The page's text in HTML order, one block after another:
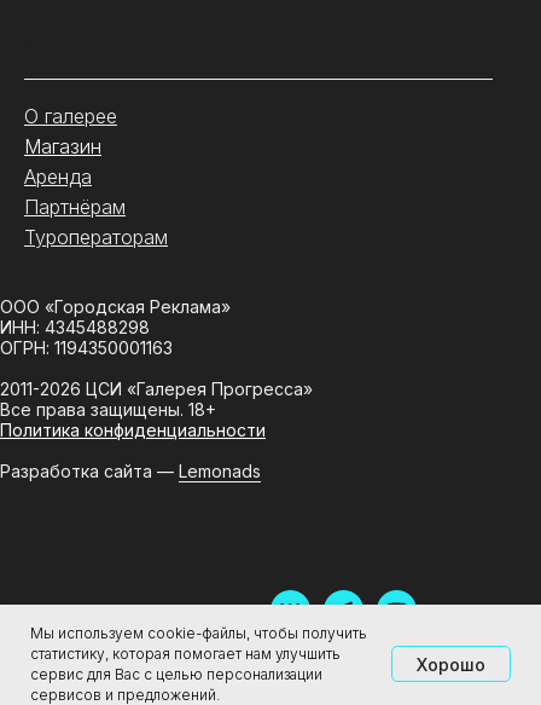
Мы используем cookie-файлы, чтобы получить
статистику, которая помогает нам улучшить
сервис для Вас с целью персонализации
сервисов и предложений.
Хорошо
О галерее
Магазин
Аренда
Партнёрам
Туроператорам
ООО «Городская Реклама»
ИНН: 4345488298
ОГРН: 1194350001163
2011-2026 ЦСИ «Галерея Прогресса»
Все права защищены. 18+
Политика конфиденциальности
Разработка сайта — Lemonads